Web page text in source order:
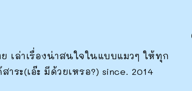
เล่าเรื่องน่าสนใจในแบบแมวๆ ให้ทุก
ระ(เอ๊ะ มีด้วยเหรอ?) since. 2014